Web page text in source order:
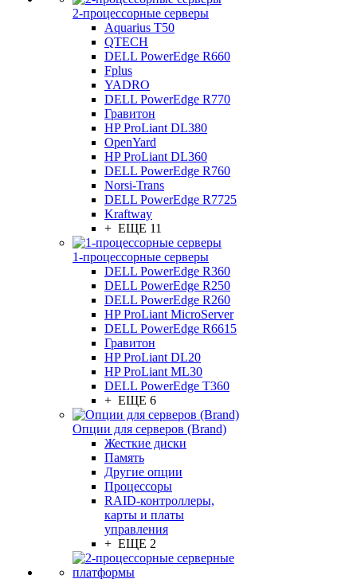
2-процессорные серверы
Aquarius T50
QTECH
DELL PowerEdge R660
Fplus
YADRO
DELL PowerEdge R770
Гравитон
HP ProLiant DL380
OpenYard
HP ProLiant DL360
DELL PowerEdge R760
Norsi-Trans
DELL PowerEdge R7725
Kraftway
+ ЕЩЕ 11
1-процессорные серверы
DELL PowerEdge R360
DELL PowerEdge R250
DELL PowerEdge R260
HP ProLiant MicroServer
DELL PowerEdge R6615
Гравитон
HP ProLiant DL20
HP ProLiant ML30
DELL PowerEdge T360
+ ЕЩЕ 6
Опции для серверов (Brand)
Жесткие диски
Память
Другие опции
Процессоры
RAID-контроллеры,
карты и платы
управления
+ ЕЩЕ 2